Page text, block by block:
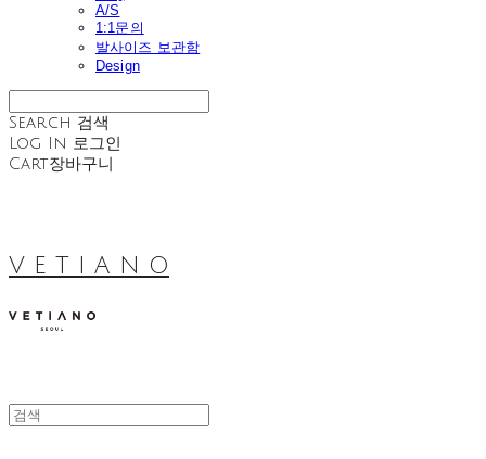
A/S
1:1문의
발사이즈 보관함
Design
Search 검색
Log In 로그인
Cart장바구니
V E T I A N O